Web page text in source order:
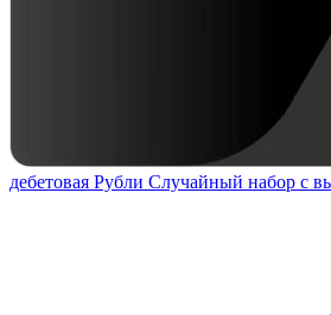
дебетовая Рубли Случайный набор с